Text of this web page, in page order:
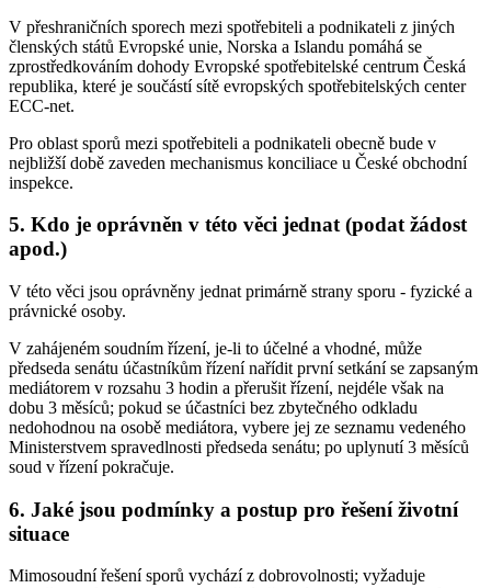
V přeshraničních sporech mezi spotřebiteli a podnikateli z jiných
členských států Evropské unie, Norska a Islandu pomáhá se
zprostředkováním dohody Evropské spotřebitelské centrum Česká
republika, které je součástí sítě evropských spotřebitelských center
ECC-net.
Pro oblast sporů mezi spotřebiteli a podnikateli obecně bude v
nejbližší době zaveden mechanismus konciliace u České obchodní
inspekce.
5. Kdo je oprávněn v této věci jednat (podat žádost
apod.)
V této věci jsou oprávněny jednat primárně strany sporu - fyzické a
právnické osoby.
V zahájeném soudním řízení, je-li to účelné a vhodné, může
předseda senátu účastníkům řízení nařídit první setkání se zapsaným
mediátorem v rozsahu 3 hodin a přerušit řízení, nejdéle však na
dobu 3 měsíců; pokud se účastníci bez zbytečného odkladu
nedohodnou na osobě mediátora, vybere jej ze seznamu vedeného
Ministerstvem spravedlnosti předseda senátu; po uplynutí 3 měsíců
soud v řízení pokračuje.
6. Jaké jsou podmínky a postup pro řešení životní
situace
Mimosoudní řešení sporů vychází z dobrovolnosti; vyžaduje